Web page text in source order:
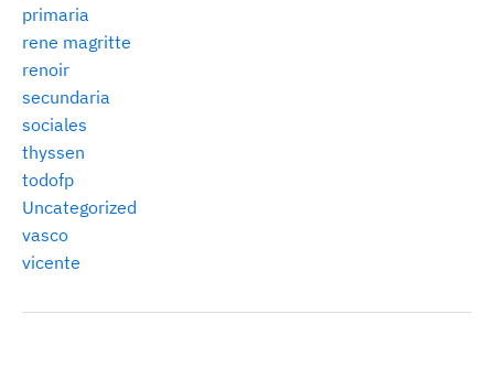
primaria
rene magritte
renoir
secundaria
sociales
thyssen
todofp
Uncategorized
vasco
vicente